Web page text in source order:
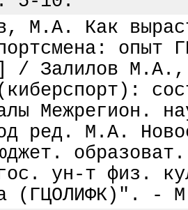
М.А. Как
опыт
/ Залилов
Межрегион.
ред. М.А.
ун-т физ.
(ГЦОЛИФК)".